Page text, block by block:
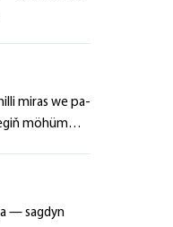
mi­ras we pa­
mö­hüm
— sagdyn